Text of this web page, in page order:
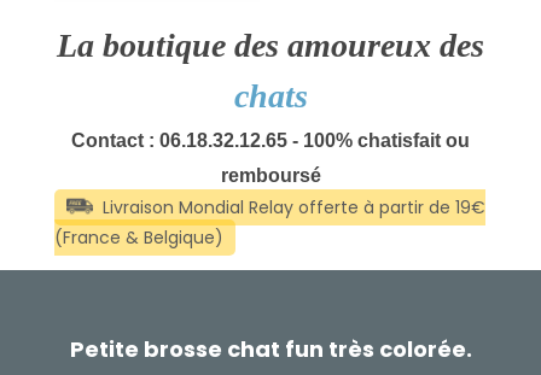
La boutique des amoureux des
chats
Contact : 06.18.32.12.65 - 100% chatisfait ou
remboursé
Petite brosse chat fun très colorée.